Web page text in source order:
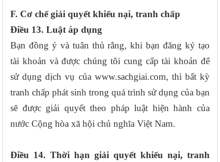
F. Cơ chế giải quyết khiếu nại, tranh chấp
Điều 13. Luật áp dụng
Bạn đồng ý và tuân thủ rằng, khi bạn đăng ký tạo
tài khoản và được chúng tôi cung cấp tài khoản để
sử dụng dịch vụ của www.sachgiai.com, thì bất kỳ
tranh chấp phát sinh trong quá trình sử dụng của bạn
sẽ được giải quyết theo pháp luật hiện hành của
nước Cộng hòa xã hội chủ nghĩa Việt Nam.
Điều 14. Thời hạn giải quyết khiếu nại, tranh